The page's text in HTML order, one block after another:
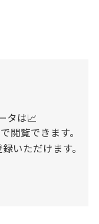
タは📈
で閲覧できます。
いただけます。